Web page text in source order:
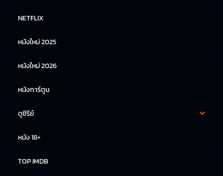
หนังญี่ปุ่น
NETFLIX
หนังใหม่ 2025
หนังใหม่ 2026
หนังการ์ตูน
ดูซีรีย์
หนัง 18+
TOP IMDB